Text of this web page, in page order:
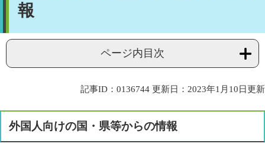
報
ページ内目次
記事ID：0136744 更新日：2023年1月10日更新
外国人向けの国・県等からの情報